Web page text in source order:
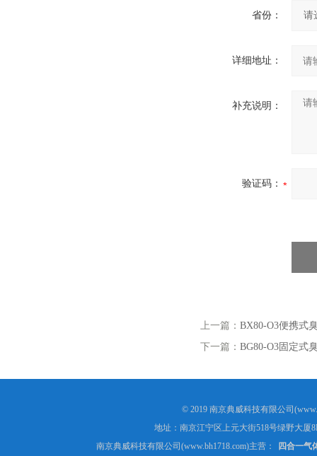
省份：
详细地址：
补充说明：
验证码：
上一篇： BX80-O3便携式
下一篇： BG80-O3固定式
© 2019 南京典威科技有限公司
地址：南京江宁区上元大街518号绿野大厦
南京典威科技有限公司(www.bh1718.com)主营：
四合一气